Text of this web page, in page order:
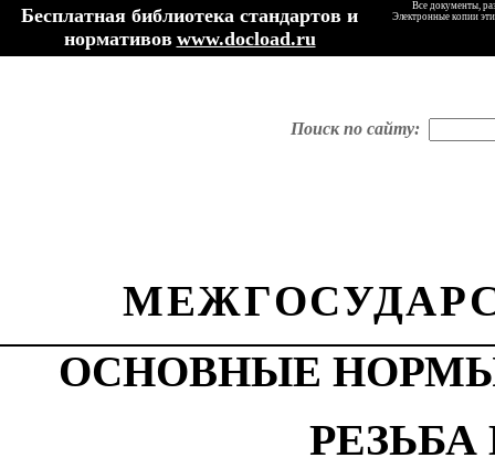
Бесплатная библиотека стандартов и
нормативов www.docload.ru
Все документы,
Электронные копии
Поиск по сайту:
ОСНОВНЫЕ